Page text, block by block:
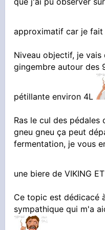
Apres avoir coupé
pour diluer et
Verser ensuite le
Ensuite j'épluche a
avec les raisins
plusieurs fois. Si
Verser tout dans la
4.3L d'eau du
cuve en
Elles vont repartir
weekend je pense.
gingembre qui
approximatif car je
Niveau objectif, je
gingembre autour des
pétillante environ 4L
Ras le cul des pédales
gneu gneu ça peut
fermentation, je vous
une biere de VIKING
Ce topic est dédicacé
sympathique qui m'a